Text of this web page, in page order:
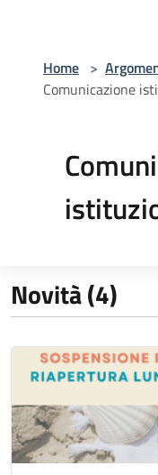
Home >
Comunicazione
Novità (4)